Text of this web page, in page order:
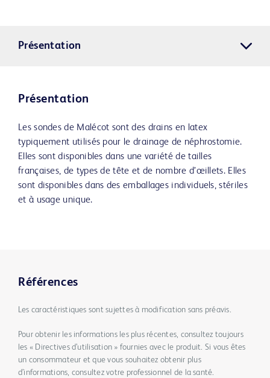
Présentation
Présentation
Les sondes de Malécot sont des drains en latex
typiquement utilisés pour le drainage de néphrostomie.
Elles sont disponibles dans une variété de tailles
françaises, de types de tête et de nombre d’œillets. Elles
sont disponibles dans des emballages individuels, stériles
et à usage unique.
Références
Les caractéristiques sont sujettes à modification sans préavis.
Pour obtenir les informations les plus récentes, consultez toujours
les « Directives d’utilisation » fournies avec le produit. Si vous êtes
un consommateur et que vous souhaitez obtenir plus
d’informations, consultez votre professionnel de la santé.